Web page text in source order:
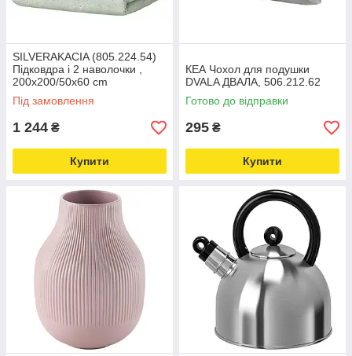
SILVERAKACIA (805.224.54)
Підковдра і 2 наволочки ,
200x200/50x60 cm
Під замовлення
1 244 ₴
Купити
КЕА Чохол для подушки
DVALA ДВАЛА, 506.212.62
Готово до відправки
295 ₴
Купити